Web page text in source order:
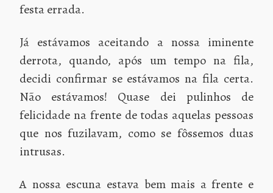
festa errada.
Já estávamos aceitando a nossa iminente
derrota, quando, após um tempo na fila,
decidi confirmar se estávamos na fila certa.
Não estávamos! Quase dei pulinhos de
felicidade na frente de todas aquelas pessoas
que nos fuzilavam, como se fôssemos duas
intrusas.
A nossa escuna estava bem mais a frente e